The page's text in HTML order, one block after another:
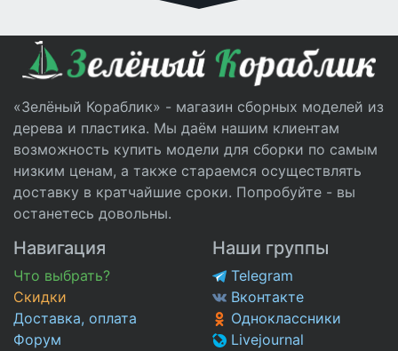
«Зелёный Кораблик» - магазин сборных моделей из
дерева и пластика. Мы даём нашим клиентам
возможность купить модели для сборки по самым
низким ценам, а также стараемся осуществлять
доставку в кратчайшие сроки. Попробуйте - вы
останетесь довольны.
Навигация
Что выбрать?
Скидки
Доставка, оплата
Форум
Наши группы
Telegram
Вконтакте
Одноклассники
Livejournal